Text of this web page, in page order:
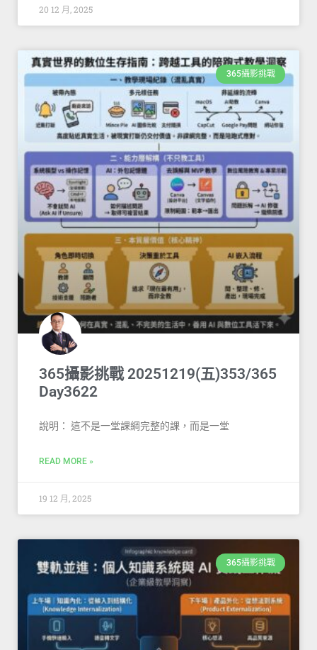
20 12 月, 2025
365攝影挑戰
365攝影挑戰 20251219(五)353/365
Day3622
說明： 這不是一堂課綱完整的課，而是一堂
READ MORE »
19 12 月, 2025
365攝影挑戰